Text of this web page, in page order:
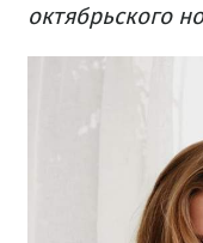
октябрьского